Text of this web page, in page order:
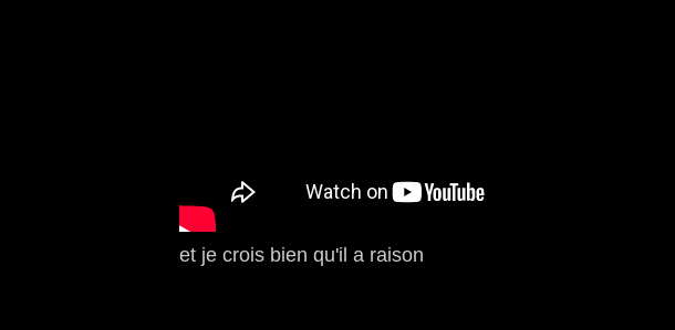
et je crois bien qu'il a raison